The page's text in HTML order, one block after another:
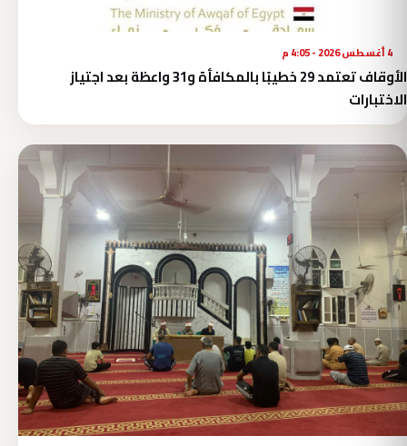
4 أغسطس 2026 - 4:05 م
الأوقاف تعتمد 29 خطيبًا بالمكافأة و31 واعظة بعد اجتياز
الاختبارات